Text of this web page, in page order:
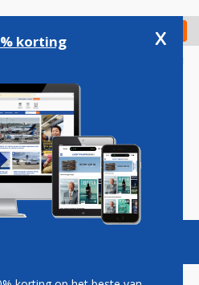
Check in
Vacatures
korting x